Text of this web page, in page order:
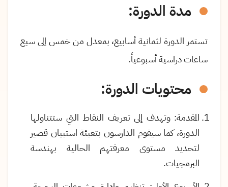
مدة الدورة:
تستمر الدورة لثمانية أسابيع، بمعدل من خمس إلى سبع
ساعات دراسية أسبوعياً.
محتويات الدورة:
المقدمة: وتهدف إلى تعريف النقاط التي ستتناولها
الدورة، كما سيقوم الدارسون بتعبئة استبيان قصير
لتحديد مستوى معرفتهم الحالية بهندسة
البرمجيات.